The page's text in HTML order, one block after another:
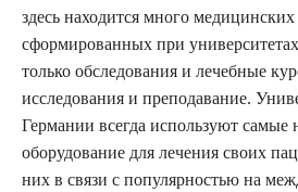
здесь находится много
сформированных при
только обследования и лечебные
исследования и преподавание.
Германии всегда используют самые
оборудование для лечения своих
них в связи с популярностью на